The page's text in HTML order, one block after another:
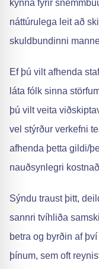
kynna fyrir
náttúrulega leit að
skuldbundinni
Ef þú vilt afhenda
láta fólk sinna
þú vilt veita
vel stýrður verkefni
afhenda þetta gildi/
nauðsynlegri
Sýndu traust þitt,
sannri tvíhliða
betra og byrðin af
þínum, sem oft